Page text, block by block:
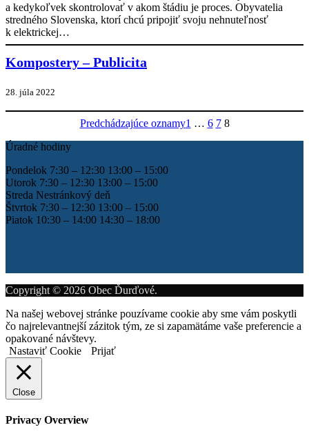
a kedykoľvek skontrolovať v akom štádiu je proces. Obyvatelia
stredného Slovenska, ktorí chcú pripojiť svoju nehnuteľnosť
k elektrickej…
Kompostery – Publicita
28. júla 2022
Predchádzajúce oznamy1 … 6 7 8
Úradné hodiny
Pondelok 7:30 – 12:30 13:00 – 15:00
Utorok 7:30 – 12:30 13:00 – 15:00
Streda Nestránkový deň
Štvrtok 7:30 – 12:30 13:00 – 15:00
Piatok 10:30 – 14:00 14:30 – 18:00
Copyright © 2026 Obec Ďurďové.
Na našej webovej stránke pouzívame cookie aby sme vám poskytli
čo najrelevantnejší zázitok tým, ze si zapamätáme vaše preferencie a
opakované návštevy.
Nastaviť Cookie
Prijať
Close
Privacy Overview